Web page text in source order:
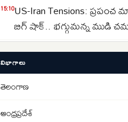
మీరు ఎక్కడ ఫిర్యాదు చేయాలి?
15:10US-Iran Tensions: ప్రపంచ
బిగ్ షాక్.. భగ్గుమన్న ముడి
ధరలు.. హార్ముజ్ జలసంధి వద్ద
ఉద్రిక్తత..
15:00Stock Market Today: ఒకే
వార్తతో కుప్పకూలిన స్టాక్
సూచీల పతనానికి 3 కారణాలు
Jharkhand Paper Leak:
విద్యార్థుల నిరసనలు తీవ్రతరం…
విభాగాలు
తెలంగాణ
ఆంధ్రప్రదేశ్